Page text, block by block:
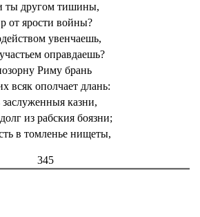
ты другом тишины,
от ярости войны?
увенчаешь,
оправдаешь?
Риму брань
всяк ополчает длань:
казни,
из рабския боязни;
в томленье нищеты,
345